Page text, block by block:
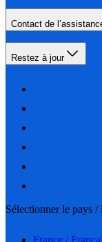
Contact de
Restez à jour
Sélectionner le pays /
France /